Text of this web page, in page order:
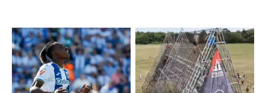
Real Madrid Ultraviking